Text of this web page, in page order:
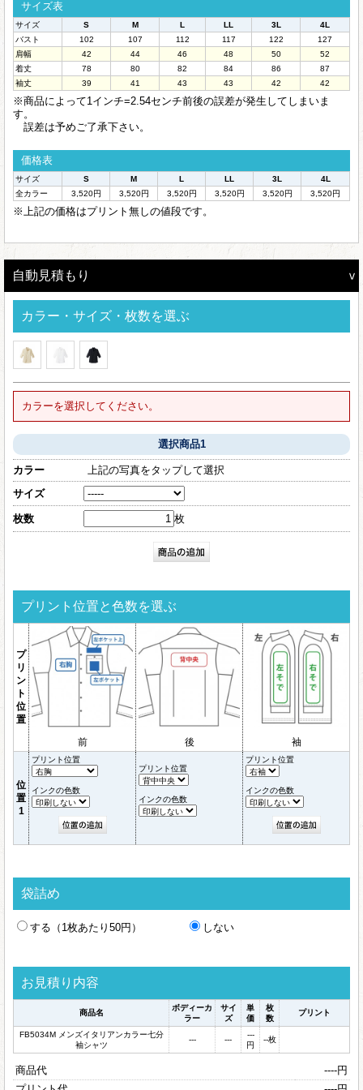
サイズ表
サイズ S M L LL 3L
4L
バスト
102 107 112 117 122
127
肩幅
42 44 46 48 50
52
着丈
78 80 82 84 86
87
袖丈
39 41 43 43 42 42
※商品によって1インチ=2.54センチ前後の誤差が発生してしまいま
す。
誤差は予めご了承下さい。
価格表
サイズ S M L LL 3L
4L
全カラー
3,520円 3,520円 3,520円 3,520円 3,520円 3,520円
※上記の価格はプリント無しの値段です。
自動見積もり
カラー・サイズ・枚数を選ぶ
カラーを選択してください。
選択商品1
カラー
上記の写真をタップして選択
サイズ
枚数 枚
プリント位置と色数を選ぶ
プ
リ
ン
ト
位
置
前
後 袖
位
置
1
プリント位置
インクの色数
プリント位置
インクの色数
プリント位置
インクの色数
袋詰め
する（1枚あたり50円） しない
お見積り内容
商品名
ボディーカ
ラー
サイ
ズ
単
価
枚
数
プリント
FB5034M メンズイタリアンカラー七分
袖シャツ
--- ---
---
円
--枚
商品代 ----円